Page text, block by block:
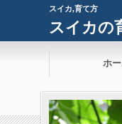
スイカ,育て方
スイカの
ホ